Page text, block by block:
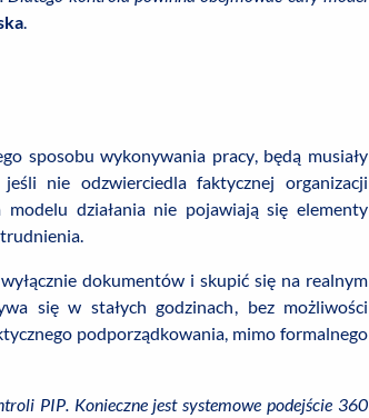
.
sposobu wykonywania pracy, będą musiały
nie odzwierciedla faktycznej organizacji
działania nie pojawiają się elementy
dokumentów i skupić się na realnym
się w stałych godzinach, bez możliwości
podporządkowania, mimo formalnego
PIP. Konieczne jest systemowe podejście 360